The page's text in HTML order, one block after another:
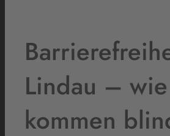
Lindau – wie
kommen